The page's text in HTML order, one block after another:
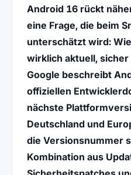
Android 16 rückt
eine Frage, die beim
unterschätzt wird:
wirklich aktuell,
Google beschreibt
offiziellen
nächste
Deutschland und
die Versionsnummer
Kombination aus